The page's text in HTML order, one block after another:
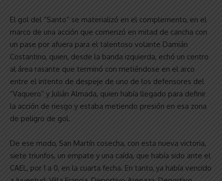
El gol del “Santo” se materializó en el complemento, en el
marco de una acción que comenzó en mitad de cancha con
un pase por afuera para el talentoso volante Damián
Costantino, quien, desde la banda izquierda, echó un centro
al área rasante que terminó con metiéndose en el arco
entre el intento de despeje de uno de los defensores del
“Vaquero” y Julián Almada, quien había llegado para definir
la acción de riesgo y estaba metiendo presión en esa zona
de peligro de gol.
De ese modo, San Martín cosecha, con esta nueva victoria,
siete triunfos, un empate y una caída, que había sido ante el
CAEL, por 1 a 0, en la cuarta fecha. En tanto, ya había vencido